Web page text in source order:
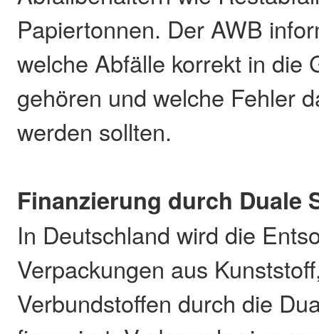
Papiertonnen. Der AWB
welche Abfälle korrekt in die
gehören und welche Fehler
werden sollten.
Finanzierung durch Duale
In Deutschland wird die
Verpackungen aus
Verbundstoffen durch die